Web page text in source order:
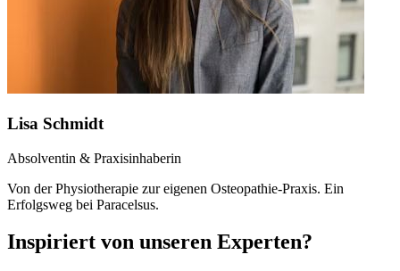
Lisa Schmidt
Absolventin & Praxisinhaberin
Von der Physiotherapie zur eigenen Osteopathie-Praxis. Ein
Erfolgsweg bei Paracelsus.
Inspiriert von unseren Experten?